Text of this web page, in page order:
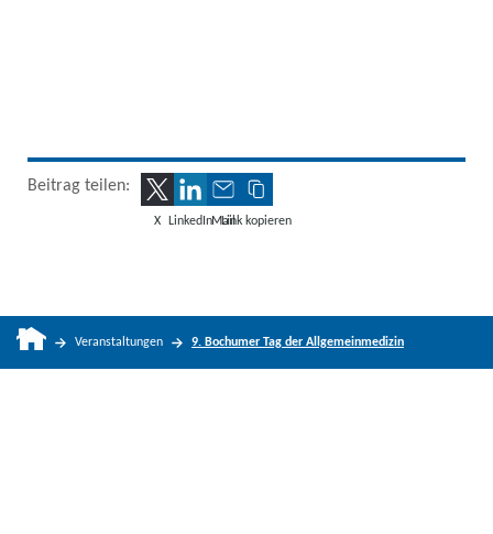
Beitrag teilen:
X LinkedInMailLink kopieren
Veranstaltungen 9. Bochumer Tag der Allgemeinmedizin